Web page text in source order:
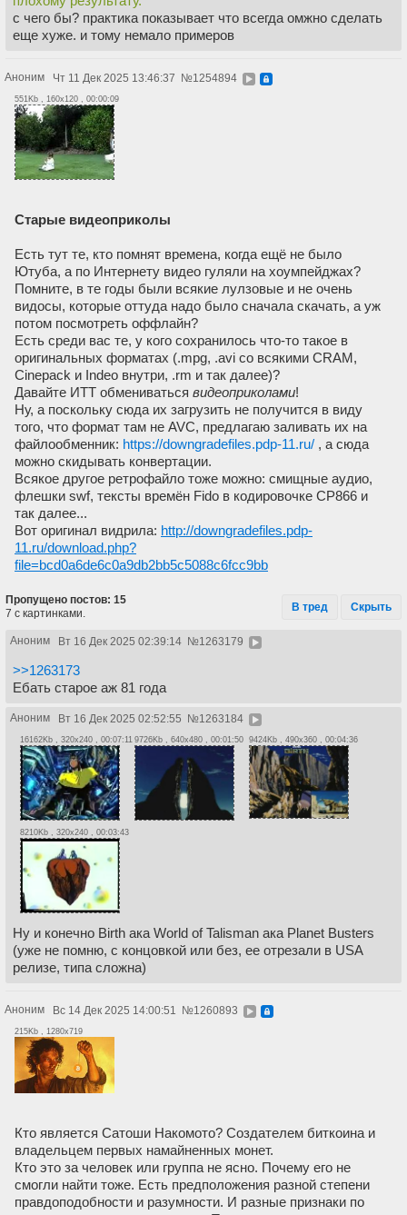
с чего бы? практика показывает что всегда омжно сделать
еще хуже. и тому немало примеров
Аноним Чт 11 Дек 2025 13:46:37 №1254894
551Kb , 160x120 , 00:00:09
Старые видеоприколы
Есть тут те, кто помнят времена, когда ещё не было
Ютуба, а по Интернету видео гуляли на хоумпейджах?
Помните, в те годы были всякие лулзовые и не очень
видосы, которые оттуда надо было сначала скачать, а уж
потом посмотреть оффлайн?
Есть среди вас те, у кого сохранилось что-то такое в
оригинальных форматах (.mpg, .avi со всякими CRAM,
Cinepack и Indeo внутри, .rm и так далее)?
Давайте ИТТ обмениваться видеоприколами!
Ну, а поскольку сюда их загрузить не получится в виду
того, что формат там не AVC, предлагаю заливать их на
файлообменник: https://downgradefiles.pdp-11.ru/ , а сюда
можно скидывать конвертации.
Всякое другое ретрофайло тоже можно: смищные аудио,
флешки swf, тексты времён Fido в кодировочке CP866 и
так далее...
Вот оригинал видрила: http://downgradefiles.pdp-
11.ru/download.php?
file=bcd0a6de6c0a9db2bb5c5088c6fcc9bb
Пропущено постов: 15
7 с картинками.
В тред Скрыть
Аноним Вт 16 Дек 2025 02:39:14 №1263179
>>1263173
Ебать старое аж 81 года
Аноним Вт 16 Дек 2025 02:52:55 №1263184
16162Kb , 320x240 , 00:07:11 9726Kb , 640x480 , 00:01:50 9424Kb , 490x360 , 00:04:36
8210Kb , 320x240 , 00:03:43
Ну и конечно Birth ака World of Talisman ака Planet Busters
(уже не помню, с концовкой или без, ее отрезали в USA
релизе, типа сложна)
Аноним Вс 14 Дек 2025 14:00:51 №1260893
215Kb , 1280x719
Кто является Сатоши Накомото? Создателем биткоина и
владельцем первых намайненных монет.
Кто это за человек или группа не ясно. Почему его не
смогли найти тоже. Есть предположения разной степени
правдоподобности и разумности. И разные признаки по